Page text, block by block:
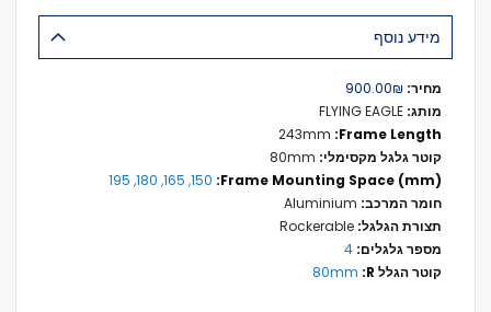
מידע נוסף
מידע
נוסף
₪‏900.00
150, 165, 180, 195
4
80mm